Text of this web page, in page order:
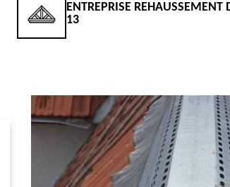
ENTREPRISE REHAUSSEMENT
13